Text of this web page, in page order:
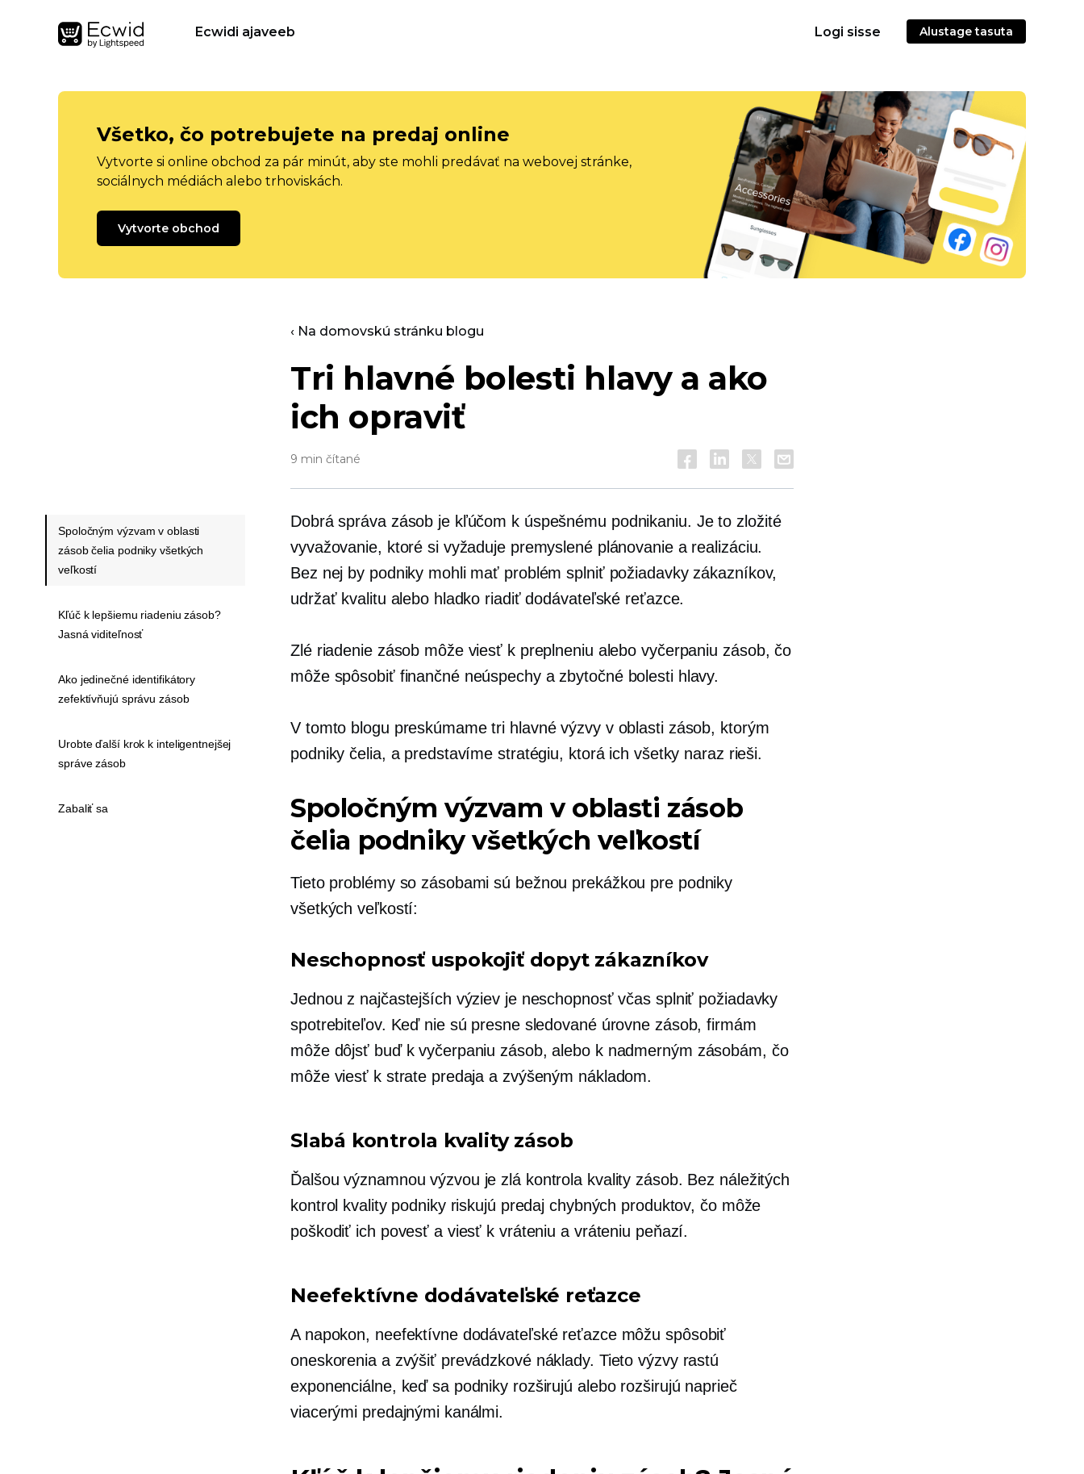
Ecwidi ajaveeb Logi sisse Alustage tasuta
Všetko, čo potrebujete na predaj online
Vytvorte si online obchod za pár minút, aby ste mohli predávať na webovej stránke,
sociálnych médiách alebo trhoviskách.
Vytvorte obchod
‹ Na domovskú stránku blogu
Tri hlavné bolesti hlavy a ako
ich opraviť
9 min čítané
Dobrá správa zásob je kľúčom k úspešnému podnikaniu. Je to zložité
vyvažovanie, ktoré si vyžaduje premyslené plánovanie a realizáciu.
Bez nej by podniky mohli mať problém splniť požiadavky zákazníkov,
udržať kvalitu alebo hladko riadiť dodávateľské reťazce.
Zlé riadenie zásob môže viesť k preplneniu alebo vyčerpaniu zásob, čo
môže spôsobiť finančné neúspechy a zbytočné bolesti hlavy.
V tomto blogu preskúmame tri hlavné výzvy v oblasti zásob, ktorým
podniky čelia, a predstavíme stratégiu, ktorá ich všetky naraz rieši.
Spoločným výzvam v oblasti zásob
čelia podniky všetkých veľkostí
Tieto problémy so zásobami sú bežnou prekážkou pre podniky
všetkých veľkostí:
Neschopnosť uspokojiť dopyt zákazníkov
Jednou z najčastejších výziev je neschopnosť včas splniť požiadavky
spotrebiteľov. Keď nie sú presne sledované úrovne zásob, firmám
môže dôjsť buď k vyčerpaniu zásob, alebo k nadmerným zásobám, čo
môže viesť k strate predaja a zvýšeným nákladom.
Slabá kontrola kvality zásob
Ďalšou významnou výzvou je zlá kontrola kvality zásob. Bez náležitých
kontrol kvality podniky riskujú predaj chybných produktov, čo môže
poškodiť ich povesť a viesť k vráteniu a vráteniu peňazí.
Neefektívne dodávateľské reťazce
A napokon, neefektívne dodávateľské reťazce môžu spôsobiť
oneskorenia a zvýšiť prevádzkové náklady. Tieto výzvy rastú
exponenciálne, keď sa podniky rozširujú alebo rozširujú naprieč
viacerými predajnými kanálmi.
Spoločným výzvam v oblasti
zásob čelia podniky všetkých
veľkostí
Kľúč k lepšiemu riadeniu zásob?
Jasná viditeľnosť
Ako jedinečné identifikátory
zefektívňujú správu zásob
Urobte ďalší krok k inteligentnejšej
správe zásob
Zabaliť sa